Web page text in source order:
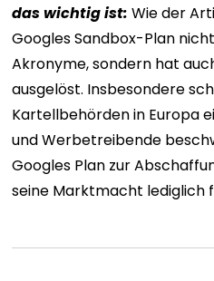
das wichtig ist:Wie der
Googles Sandbox-Plan
Akronyme, sondern hat
ausgelöst. Insbesondere
Kartellbehörden in Europa
und Werbetreibende
Googles Plan zur
seine Marktmacht lediglich